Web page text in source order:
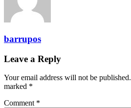
barrupos
Leave a Reply
Your email address will not be published.
marked *
Comment *